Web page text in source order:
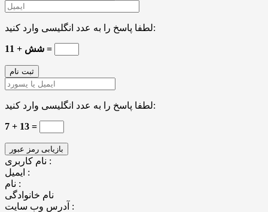
لطفا پاسخ را به عدد انگلیسی وارد کنید:
11 + شش =
لطفا پاسخ را به عدد انگلیسی وارد کنید:
7 + 13 =
نام کاربری :
ایمیل :
نام :
نام خانوادگی
آدرس وب سایت :